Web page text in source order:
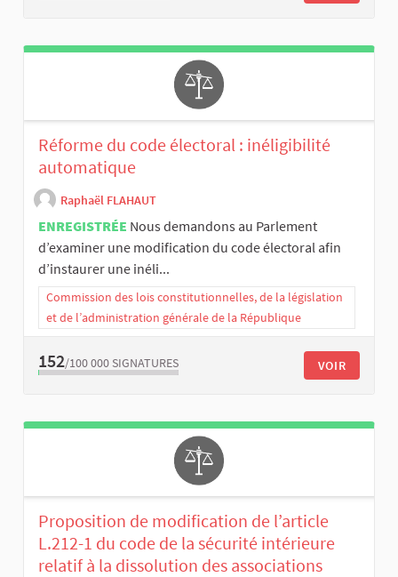
Réforme du code électoral : inéligibilité
automatique
Raphaël FLAHAUT
ENREGISTRÉE Nous demandons au Parlement
d’examiner une modification du code électoral afin
d’instaurer une inéli...
Commission des lois constitutionnelles, de la législation
et de l’administration générale de la République
152/100 000 SIGNATURES VOIR
Proposition de modification de l’article
L.212-1 du code de la sécurité intérieure
relatif à la dissolution des associations